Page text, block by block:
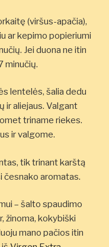
(viršus-apačia),
ar kepimo popieriumi
Jei duona ne itin
minučių.
lentelės, šalia dedu
ir aliejaus. Valgant
triname riekes.
ir valgome.
tik trinant karštą
česnako aromatas.
– šalto spaudimo
žinoma, kokybiški
mano pačios itin